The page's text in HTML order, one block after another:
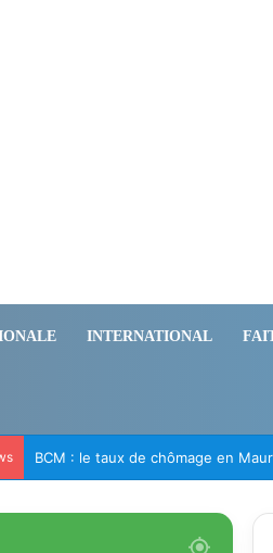
INTERNATIONAL
Le RFD appelle à la libération des